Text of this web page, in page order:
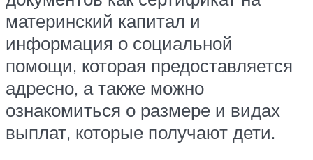
материнский капитал и
информация о социальной
помощи, которая предоставляется
адресно, а также можно
ознакомиться о размере и видах
выплат, которые получают дети.